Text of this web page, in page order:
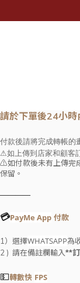
請於下單後24小時
付款後請將完成轉帳的
⚠如上傳到店家和顧客
⚠如付款後未有上傳完
保留。
————
💳PayMe App 付款
1）選擇WHATSAPP為
2 ) 請在備註欄輸入**
💵轉數快 FPS